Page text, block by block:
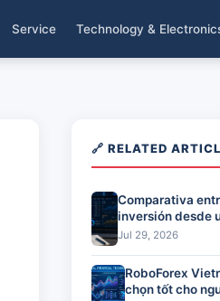
Service Technology &
🔗 RELATED
Comparativa
inversión desde
plataforma
Jul 29, 2026
RoboForex
chọn tốt cho